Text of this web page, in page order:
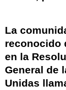
La
reconocido
en la
General de
Unidas